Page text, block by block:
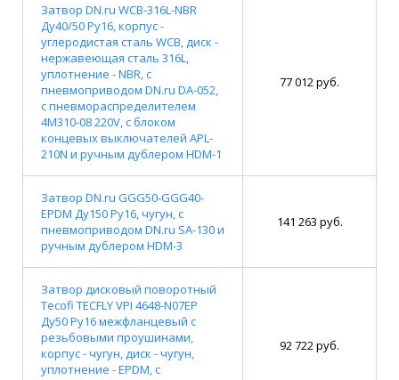
Затвор DN.ru WCB-316L-NBR
Ду40/50 Ру16, корпус -
углеродистая сталь WCB, диск -
нержавеющая сталь 316L,
уплотнение - NBR, с
пневмоприводом DN.ru DA-052,
с пневмораспределителем
4M310-08 220V, с блоком
концевых выключателей APL-
210N и ручным дублером HDM-1
77 012 руб.
Затвор DN.ru GGG50-GGG40-
EPDM Ду150 Ру16, чугун, с
пневмоприводом DN.ru SA-130 и
ручным дублером HDM-3
141 263 руб.
Затвор дисковый поворотный
Tecofi TECFLY VPI 4648-N07EP
Ду50 Ру16 межфланцевый с
резьбовыми проушинами,
корпус - чугун, диск - чугун,
уплотнение - EPDM, с
92 722 руб.